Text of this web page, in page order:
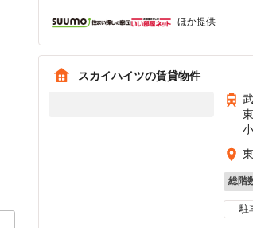
ほか提供
スカイハイツの賃貸物件
総階
駐